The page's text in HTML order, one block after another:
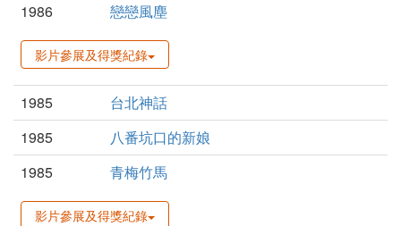
1986
戀戀風塵
影片參展及得獎紀錄
1985
台北神話
1985
八番坑口的新娘
1985
青梅竹馬
影片參展及得獎紀錄